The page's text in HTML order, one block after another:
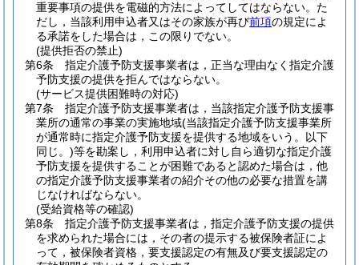
重要事項の提供を電磁的方法によってしてはならない。 た
だし，当該利用申込者又はその家族が再び前項の規定によ
る承諾をした場合は，この限りでない。
(提供拒否の禁止)
第6条
指定介護予防支援事業者は，正当な理由なく指定介護
予防支援の提供を拒んではならない。
(サービス提供困難時の対応)
第7条
指定介護予防支援事業者は，当該指定介護予防支援事
業所の通常の事業の実施地域(当該指定介護予防支援事業所
が通常時に指定介護予防支援を提供する地域をいう。以下
同じ。)等を勘案し，利用申込者に対し自ら適切な指定介護
予防支援を提供することが困難であると認めた場合は，他
の指定介護予防支援事業者の紹介その他の必要な措置を講
じなければならない。
(受給資格等の確認)
第8条
指定介護予防支援事業者は，指定介護予防支援の提供
を求められた場合には，その者の提示する被保険者証によ
って，被保険者資格，要支援認定の有無及び要支援認定の